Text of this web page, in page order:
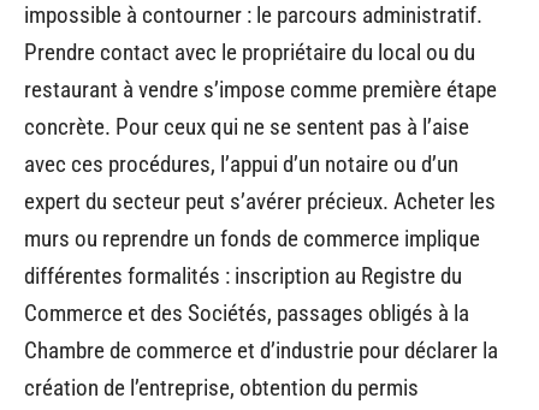
impossible à contourner : le parcours administratif.
Prendre contact avec le propriétaire du local ou du
restaurant à vendre s’impose comme première étape
concrète. Pour ceux qui ne se sentent pas à l’aise
avec ces procédures, l’appui d’un notaire ou d’un
expert du secteur peut s’avérer précieux. Acheter les
murs ou reprendre un fonds de commerce implique
différentes formalités : inscription au Registre du
Commerce et des Sociétés, passages obligés à la
Chambre de commerce et d’industrie pour déclarer la
création de l’entreprise, obtention du permis